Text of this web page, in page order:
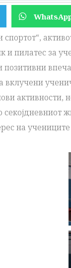
и пилатес за
позитивни
вклучени
на учениците